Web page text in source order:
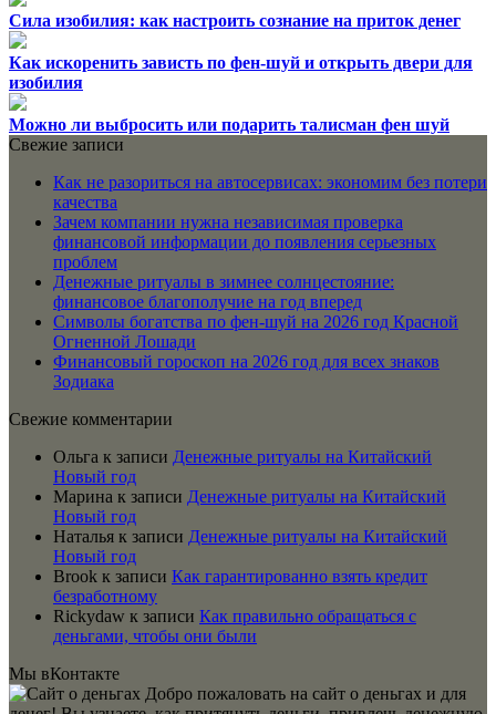
Сила изобилия: как настроить сознание на приток денег
Как искоренить зависть по фен-шуй и открыть двери для
изобилия
Можно ли выбросить или подарить талисман фен шуй
Свежие записи
Как не разориться на автосервисах: экономим без потери
качества
Зачем компании нужна независимая проверка
финансовой информации до появления серьезных
проблем
Денежные ритуалы в зимнее солнцестояние:
финансовое благополучие на год вперед
Символы богатства по фен-шуй на 2026 год Красной
Огненной Лошади
Финансовый гороскоп на 2026 год для всех знаков
Зодиака
Свежие комментарии
Ольга к записи Денежные ритуалы на Китайский
Новый год
Марина к записи Денежные ритуалы на Китайский
Новый год
Наталья к записи Денежные ритуалы на Китайский
Новый год
Brook к записи Как гарантированно взять кредит
безработному
Rickydaw к записи Как правильно обращаться с
деньгами, чтобы они были
Мы вКонтакте
Добро пожаловать на сайт о деньгах и для